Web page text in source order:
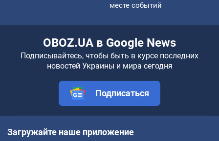
месте событий
OBOZ.UA в Google News
Подписывайтесь, чтобы быть в курсе последних
новостей Украины и мира сегодня
Подписаться
Загружайте наше приложение